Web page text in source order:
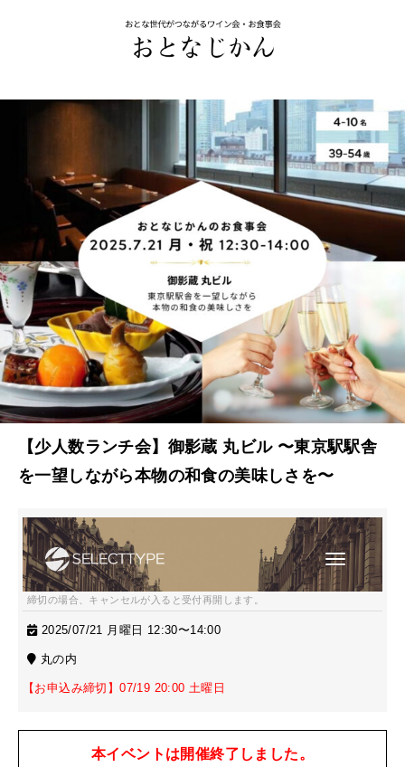
【少人数ランチ会】御影蔵 丸ビル 〜東京駅駅舎
を一望しながら本物の和食の美味しさを〜
締切の場合、キャンセルが入ると受付再開します。
2025/07/21 月曜日 12:30〜14:00
丸の内
【お申込み締切】07/19 20:00 土曜日
本イベントは開催終了しました。